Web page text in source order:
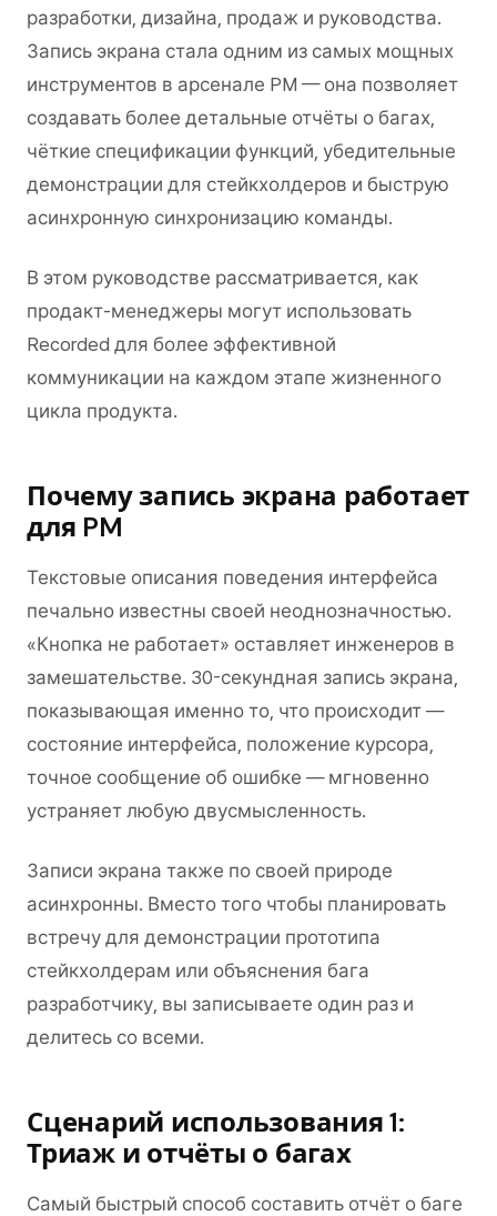
разработки, дизайна, продаж и руководства.
Запись экрана стала одним из самых мощных
инструментов в арсенале PM — она позволяет
создавать более детальные отчёты о багах,
чёткие спецификации функций, убедительные
демонстрации для стейкхолдеров и быструю
асинхронную синхронизацию команды.
В этом руководстве рассматривается, как
продакт-менеджеры могут использовать
Recorded для более эффективной
коммуникации на каждом этапе жизненного
цикла продукта.
Почему запись экрана работает
для PM
Текстовые описания поведения интерфейса
печально известны своей неоднозначностью.
«Кнопка не работает» оставляет инженеров в
замешательстве. 30-секундная запись экрана,
показывающая именно то, что происходит —
состояние интерфейса, положение курсора,
точное сообщение об ошибке — мгновенно
устраняет любую двусмысленность.
Записи экрана также по своей природе
асинхронны. Вместо того чтобы планировать
встречу для демонстрации прототипа
стейкхолдерам или объяснения бага
разработчику, вы записываете один раз и
делитесь со всеми.
Сценарий использования 1:
Триаж и отчёты о багах
Самый быстрый способ составить отчёт о баге